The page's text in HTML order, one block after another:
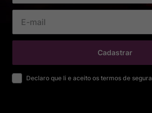
Cadastrar
Declaro que li e aceito os termos de